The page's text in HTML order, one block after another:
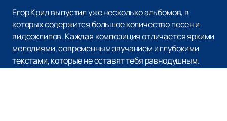
Егор Крид выпустил уже несколько альбомов, в
которых содержится большое количество песен и
видеоклипов. Каждая композиция отличается яркими
мелодиями, современным звучанием и глубокими
текстами, которые не оставят тебя равнодушным.